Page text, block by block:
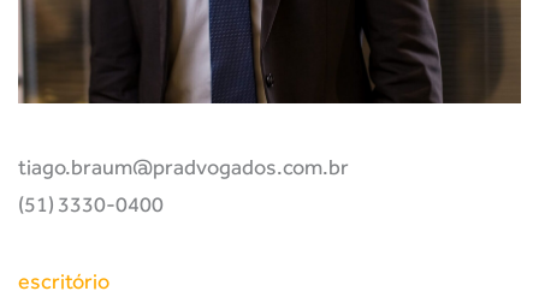
tiago.braum@pradvogados.com.br
(51) 3330-0400
escritório